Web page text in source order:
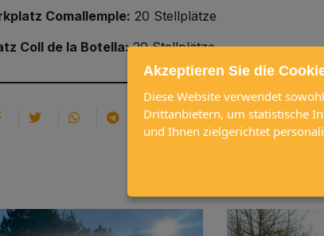
Comallemple: 20 Stellplätze
Coll de la Botella:20 Stellplätze
FacebookTwitterWhatsAppTelegram
Akzeptieren Sie die
Diese Website verwendet
Drittanbietern, um statistische
und Ihnen zielgerichtet